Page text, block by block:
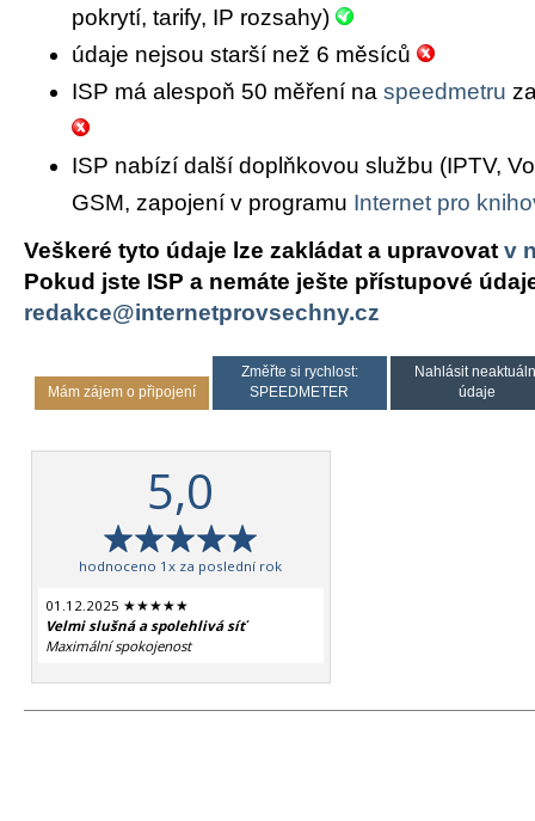
pokrytí, tarify, IP rozsahy)
údaje nejsou starší než 6 měsíců
ISP má alespoň 50 měření na speedmetru
ISP nabízí další doplňkovou službu (IPTV,
GSM, zapojení v programu Internet pro
Veškeré tyto údaje lze zakládat a upravovat v
Pokud jste ISP a nemáte ješte přístupové
redakce@internetprovsechny.cz
Mám zájem o připojení
Změřte si rychlost:
SPEEDMETER
Nahlásit
údaje
5,0
hodnoceno 1x za poslední rok
01.12.2025 ★★★★★
Velmi slušná a spolehlivá síť
Maximální spokojenost